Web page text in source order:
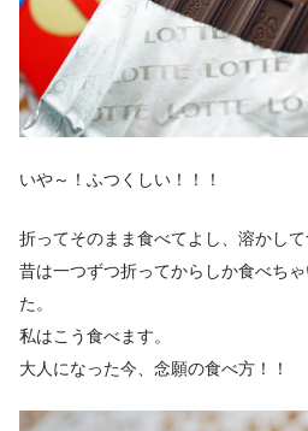
いや～！ふつくしい！！！
折ってそのまま食べてよし、溶かして
昔は一つずつ折ってからしか食べち
た。
私はこう食べます。
大人になった今、念願の食べ方！！